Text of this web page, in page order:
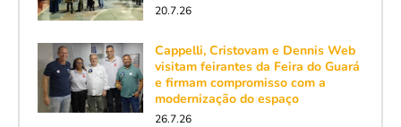
20.7.26
Cappelli, Cristovam e Dennis Web
visitam feirantes da Feira do Guará
e firmam compromisso com a
modernização do espaço
26.7.26